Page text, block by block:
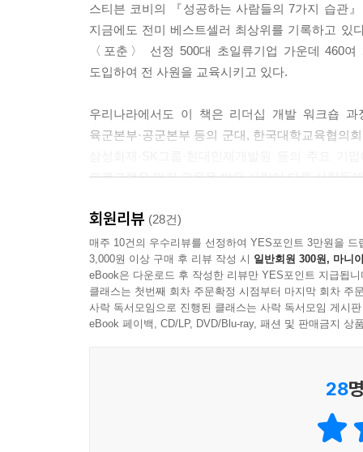
것은 뿌리, 즉 사고의 바탕이자 기본인 패러다임
준다.
---「내면으로부터의 변화를 다시 강조하며」중에서
스티븐 코비의 『성공하는 사람들의 7가지 습관
지금에도 전미 베스트셀러 최상위를 기록하고 있
〈포춘〉 선정 500대 초일류기업 가운데 460
도입하여 전 사원을 교육시키고 있다.
우리나라에서도 이 책은 리더십 개발 워크숍
육군본부·공군본부 등의 군대, 한국대학교육협의
프로그램은 먼저 교육을 받은 사람이 다른 사람들
성공에 관한 동서고금의 문헌들에 바탕을 둔 『성
주부에게까지 열풍을 일으켰다. 이 책은 테크닉
변화하는 패러다임 전환을 주도하였다. 코비 박사
극복하는 구체적인 성공의 방법을 보여준다.
40개국 언어로 번역, 대통령에서 유치원생까지,
톰 피터스가 “당신의 삶을 송두리째 뒤바꿔 놓을
개조를 위한 근본적 가치관에 초점을 맞추고 있
회원리뷰 (28건)
매주 10건의 우수리뷰를 선정하여 YES포인트 3만원을 드
3,000원 이상 구매 후 리뷰 작성 시 일반회원 300원, 마니
eBook은 다운로드 후 작성한 리뷰만 YES포인트 지급됩니
클래스는 첫번째 회차 주문확정 시점부터 마지막 회차 주
사락 독서모임으로 진행된 클래스는 사락 독서모임 게시
eBook 페이백, CD/LP, DVD/Blu-ray, 패션 및 판매금지 상
28